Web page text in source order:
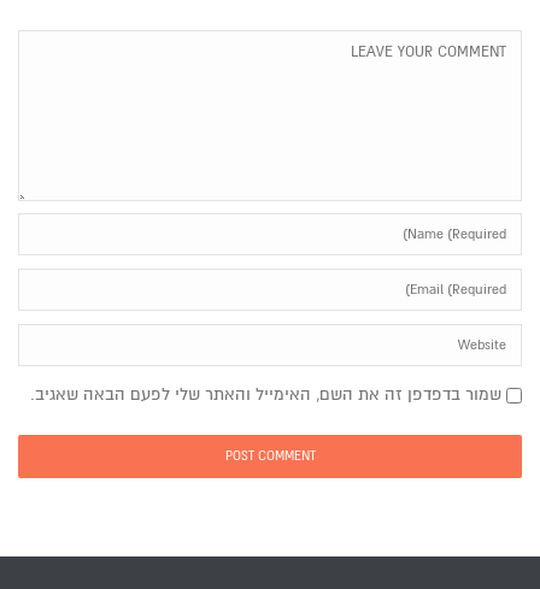
שמור בדפדפן זה את השם, האימייל והאתר שלי לפעם הבאה שאגיב.